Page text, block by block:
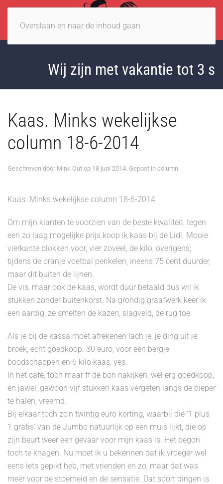
Overslaan en naar de inhoud gaan
Wij zijn met vakantie tot 3
Kaas. Minks wekelijkse
column 18-6-2014
Geschreven door Mink Out op 18 juni 2014. Gepost in column.
Kaas. Minks wekelijkse column 18-6-2014
Om mijn klanten te voorzien van de beste kwaliteit, tegen
een zo laag mogelijke prijs koop ik kaas bij de Lidl. Mooie
vierkante blokken voor, vier zoveel, de kilo, overigens;
tijdens de oranje voetbal perikelen, ineens 75 cent duurder,
maar dit buiten de lijnen.
De vis, maar ook de kaas, wordt duur betaald dus wil ik
stukken zonder buitenkorst. Na grondig graafwerk keer ik
een aardig, ze smelten de kazen, slagveld, de rug toe.
Als je bij de kassa moet afrekenen lach je, je ding uit je
broek, echt goedkoop. 30 euro, voor een bergje
boodschappen en 6 kilo kaas, yes.
In het café, toch maar ff de bon nakijken, wel erg goedkoop,
en jawel, gewoon vijf stukken kaas vergeten langs de bieper
te halen, vreemd.
Bij elkaar toch zo’n twintig euro korting, waarbij die ‘1 plus
1 gratis’ van de Jumbo natuurlijk op een muis lijkt, die op
zijn beurt weer een gevaar voor mijn kaas is. Het begon
toch te knagen. Nu moet ik u bekennen dat ik vroeger wel
eens iets gepikt heb, met vrienden en zo, maar dat was
meer voor de stoerheid en de sensatie. Dat soort dingen is